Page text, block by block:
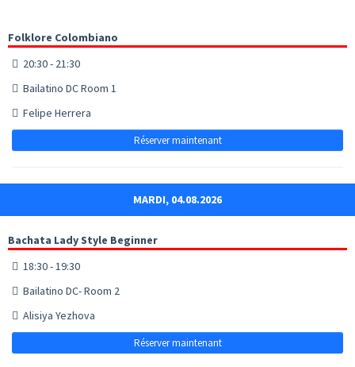
Folklore Colombiano
20:30 - 21:30
Bailatino DC Room 1
Felipe Herrera
Réserver maintenant
MARDI, 04.08.2026
Bachata Lady Style Beginner
18:30 - 19:30
Bailatino DC- Room 2
Alisiya Yezhova
Réserver maintenant